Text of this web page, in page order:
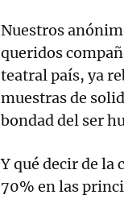
Nuestros
queridos
teatral país, ya
muestras de
bondad del ser
Y qué decir de la
70% en las